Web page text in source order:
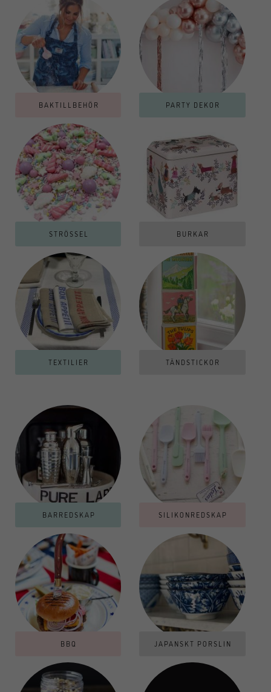
BAKTILLBEHÖR PARTY DEKOR
STRÖSSEL BURKAR
TEXTILIER TÄNDSTICKOR
BARREDSKAP SILIKONREDSKAP
BBQ JAPANSKT PORSLIN